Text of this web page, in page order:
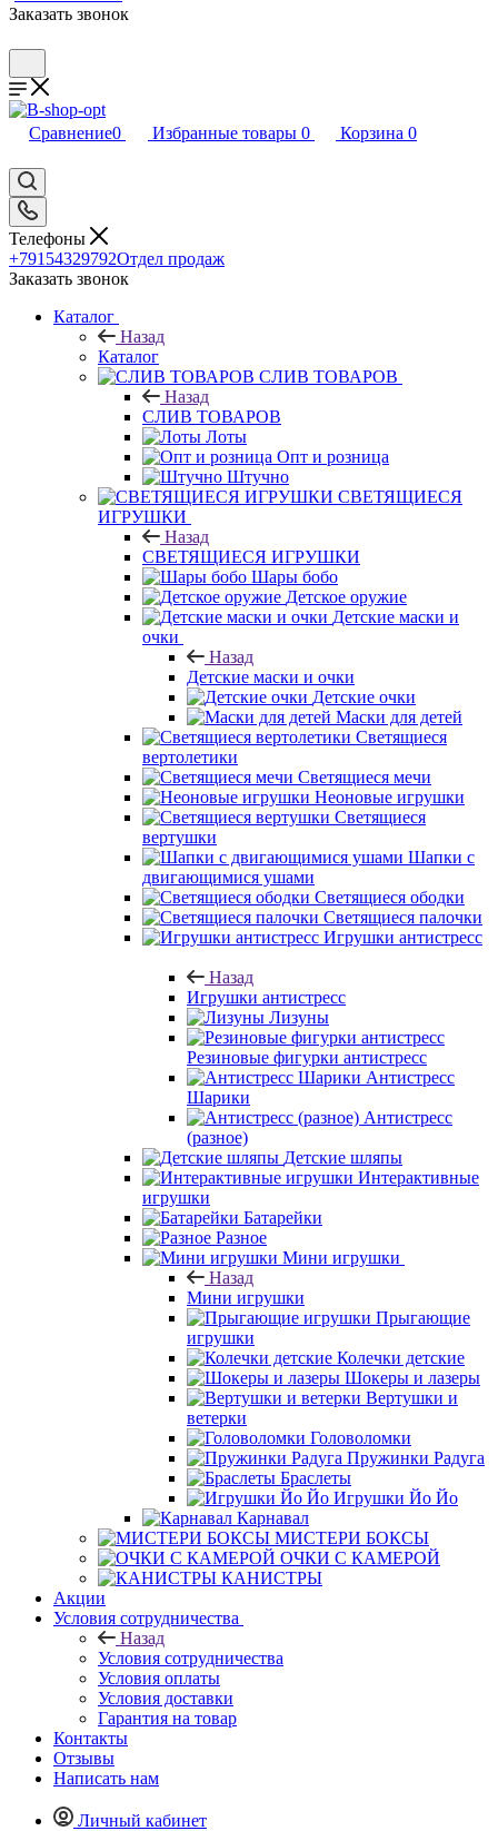
Заказать звонок
Сравнение0 Избранные товары 0 Корзина 0
Телефоны
+79154329792Отдел продаж
Заказать звонок
Каталог
Назад
Каталог
CЛИВ ТОВАРОВ
Назад
CЛИВ ТОВАРОВ
Лоты
Опт и розница
Штучно
СВЕТЯЩИЕСЯ
ИГРУШКИ
Назад
СВЕТЯЩИЕСЯ ИГРУШКИ
Шары бобо
Детское оружие
Детские маски и
очки
Назад
Детские маски и очки
Детские очки
Маски для детей
Светящиеся
вертолетики
Светящиеся мечи
Неоновые игрушки
Светящиеся
вертушки
Шапки с
двигающимися ушами
Светящиеся ободки
Светящиеся палочки
Игрушки антистресс
Назад
Игрушки антистресс
Лизуны
Резиновые фигурки антистресс
Антистресс
Шарики
Антистресс
(разное)
Детские шляпы
Интерактивные
игрушки
Батарейки
Разное
Мини игрушки
Назад
Мини игрушки
Прыгающие
игрушки
Колечки детские
Шокеры и лазеры
Вертушки и
ветерки
Головоломки
Пружинки Радуга
Браслеты
Игрушки Йо Йо
Карнавал
МИСТЕРИ БОКСЫ
ОЧКИ С КАМЕРОЙ
КАНИСТРЫ
Акции
Условия сотрудничества
Назад
Условия сотрудничества
Условия оплаты
Условия доставки
Гарантия на товар
Контакты
Отзывы
Написать нам
Личный кабинет